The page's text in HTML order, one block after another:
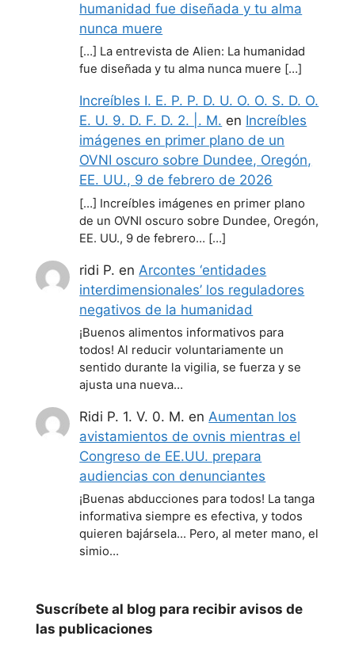
humanidad fue diseñada y tu alma
nunca muere
[…] La entrevista de Alien: La humanidad
fue diseñada y tu alma nunca muere […]
Increíbles I. E. P. P. D. U. O. O. S. D. O.
E. U. 9. D. F. D. 2. |. M. en Increíbles
imágenes en primer plano de un
OVNI oscuro sobre Dundee, Oregón,
EE. UU., 9 de febrero de 2026
[…] Increíbles imágenes en primer plano
de un OVNI oscuro sobre Dundee, Oregón,
EE. UU., 9 de febrero… […]
ridi P. en Arcontes ‘entidades
interdimensionales’ los reguladores
negativos de la humanidad
¡Buenos alimentos informativos para
todos! Al reducir voluntariamente un
sentido durante la vigilia, se fuerza y se
ajusta una nueva…
Ridi P. 1. V. 0. M. en Aumentan los
avistamientos de ovnis mientras el
Congreso de EE.UU. prepara
audiencias con denunciantes
¡Buenas abducciones para todos! La tanga
informativa siempre es efectiva, y todos
quieren bajársela... Pero, al meter mano, el
simio…
Suscríbete al blog para recibir avisos de
las publicaciones